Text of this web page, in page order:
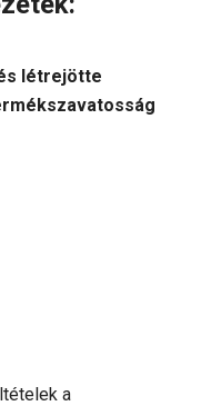
létrejötte
a